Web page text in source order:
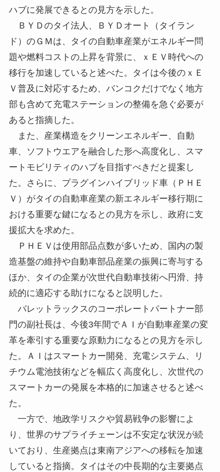
ハブに発展できるとの見方を示した。
ＢＹＤのタイ法人、ＢＹＤオート（タイラン
ド）のＧＭは、タイの自動車産業がエネルギー問
題や燃料コストの上昇を背景に、ｘＥＶ時代への
移行を加速していると述べた。タイは今後のｘＥ
Ｖ普及に対応するため、バンコクだけでなく地方
部も含めて充電ステーションの整備を急ぐ必要が
あると指摘した。
また、産業構造をクリーンエネルギー、自動
車、ソフトウエアを融合した形へ高度化し、スマ
ートモビリティのハブを目指すべきだと提案し
た。さらに、プラグインハイブリッド車（ＰＨＥ
Ｖ）がタイの自動車産業の新エネルギー移行期に
おける重要な鍵になるとの見方を示し、政府に支
援拡大を求めた。
ＰＨＥＶは使用部品点数が多いため、国内の製
造基盤の維持や自動車部品産業の振興に寄与する
ほか、タイの企業が次世代自動車技術へ円滑、持
続的に適応する助けになると説明した。
バレットラックスのコーポレートパートナー部
門の副社長は、今後3年間でＡＩが自動車産業の変
革を牽引する重要な原動力になるとの見方を示し
た。ＡＩはスマートカー開発、充電システム、リ
チウム電池技術などを幅広く高度化し、次世代の
スマートカーの発展を本格的に加速させると述べ
た。
一方で、地政学リスクや貿易戦争の影響によ
り、世界のサプライチェーンは不安定な状況が続
いており、生産拠点は東南アジアへの移転を加速
していると指摘。タイはその中長期的な主要拠点